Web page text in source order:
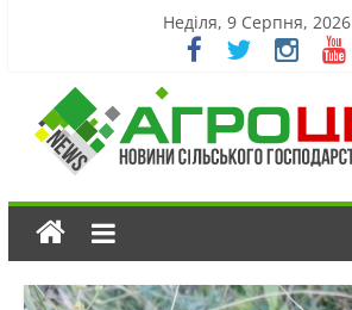
Неділя, 9 Серпня, 2026